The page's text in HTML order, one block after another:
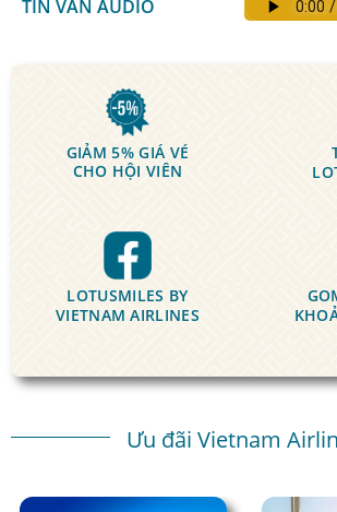
TIN VẮN AUDIO
GIẢM 5% GIÁ VÉ
CHO HỘI VIÊN
LOTUSMILES BY
VIETNAM AIRLINES
Ưu đãi Vietnam